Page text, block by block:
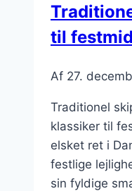
til
Af 27.
Traditionel
klassiker til
elsket ret i
festlige
sin fyldige